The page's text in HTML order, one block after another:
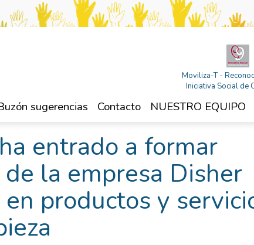
Moviliza-T -
Iniciativa Social de
sugerencias Contacto NUESTRO EQUIPO
entrado a formar
la empresa Disher
productos y